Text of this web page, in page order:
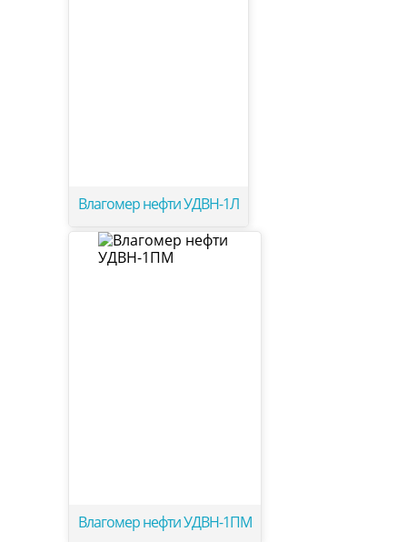
Влагомер нефти УДВН-1Л
Влагомер нефти УДВН-1ПМ